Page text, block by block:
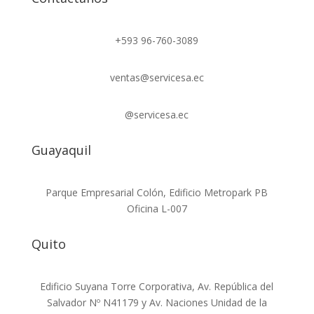
+593 96-760-3089
ventas@servicesa.ec
@servicesa.ec
Guayaquil
Parque Empresarial Colón, Edificio Metropark PB
Oficina L-007
Quito
Edificio Suyana Torre Corporativa, Av. República del
Salvador Nº N41179 y Av. Naciones Unidad de la